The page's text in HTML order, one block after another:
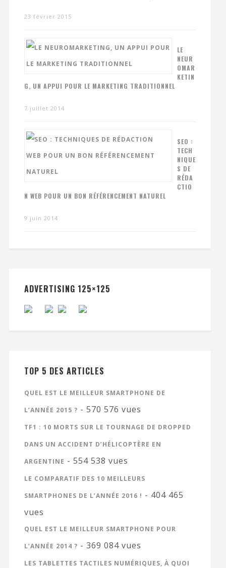
23 février 2015
LE
NEUR
OMAR
KETIN
G, UN APPUI POUR LE MARKETING TRADITIONNEL
7 juillet 2014
SEO :
TECH
NIQUE
S DE
RÉDA
CTIO
N WEB POUR UN BON RÉFÉRENCEMENT NATUREL
9 juin 2014
ADVERTISING 125×125
TOP 5 DES ARTICLES
QUEL EST LE MEILLEUR SMARTPHONE DE
L’ANNÉE 2015 ? - 570 576 vues
TF1 : 10 MORTS SUR LE TOURNAGE DE DROPPED
DANS UN ACCIDENT D’HÉLICOPTÈRE EN
ARGENTINE - 554 538 vues
LE COMPARATIF DES 10 MEILLEURS
SMARTPHONES DE L’ANNÉE 2016 ! - 404 465
vues
QUEL EST LE MEILLEUR SMARTPHONE POUR
L’ANNÉE 2014 ? - 369 084 vues
LES TABLETTES TACTILES NUMÉRIQUES, À QUOI